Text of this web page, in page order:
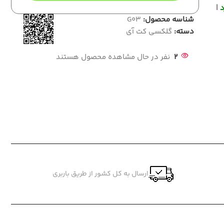
|
شناسه محصول: G03
دسته: گلکسی کت آی
2 نفر در حال مشاهده محصول هستند
ارسال به کل کشور از طریق باربری